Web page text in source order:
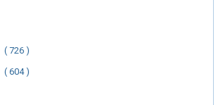
( 726 )
( 604 )